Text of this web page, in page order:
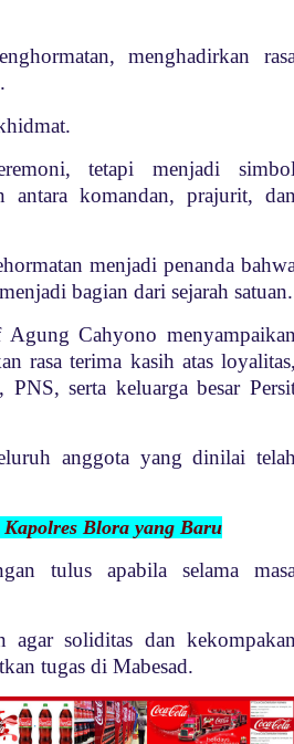
menghadirkan rasa
tetapi menjadi simbol
antara komandan, prajurit, dan
menjadi penanda bahwa
bagian dari sejarah satuan.
Cahyono menyampaikan
rasa terima kasih atas loyalitas,
serta keluarga besar
anggota yang dinilai telah
Blora yang Baru
tulus apabila selama masa
agar soliditas dan kekompakan
tugas di Mabesad.